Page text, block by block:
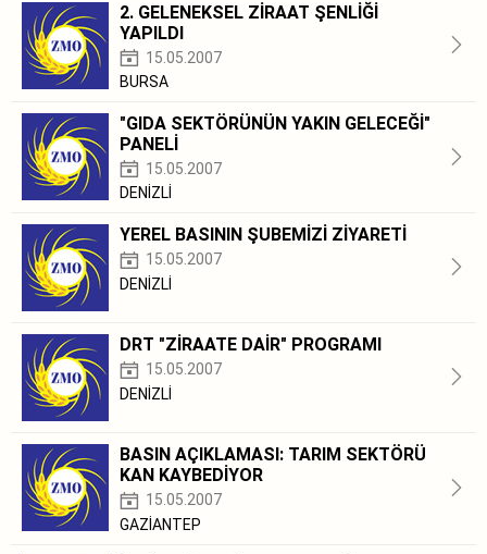
2. GELENEKSEL ZİRAAT ŞENLİĞİ
YAPILDI
15.05.2007
BURSA
"GIDA SEKTÖRÜNÜN YAKIN GELECEĞİ"
PANELİ
15.05.2007
DENİZLİ
YEREL BASININ ŞUBEMİZİ ZİYARETİ
15.05.2007
DENİZLİ
DRT "ZİRAATE DAİR" PROGRAMI
15.05.2007
DENİZLİ
BASIN AÇIKLAMASI: TARIM SEKTÖRÜ
KAN KAYBEDİYOR
15.05.2007
GAZİANTEP